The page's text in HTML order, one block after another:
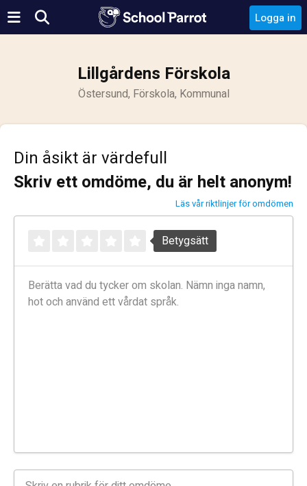
Logga in
Lillgårdens Förskola
Östersund, Förskola, Kommunal
Din åsikt är värdefull
Skriv ett omdöme, du är helt anonym!
Läs vår riktlinjer för omdömen
Betygsätt